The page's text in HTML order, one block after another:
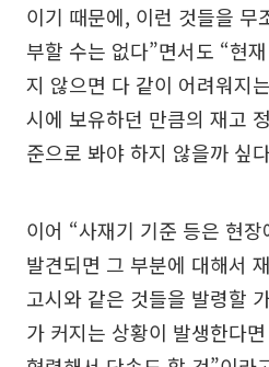
이기 때문에, 이런 것들을 무
부할 수는 없다”면서도 “현
지 않으면 다 같이 어려워지
시에 보유하던 만큼의 재고
준으로 봐야 하지 않을까 싶
이어 “사재기 기준 등은 현
발견되면 그 부분에 대해서
고시와 같은 것들을 발령할
가 커지는 상황이 발생한다